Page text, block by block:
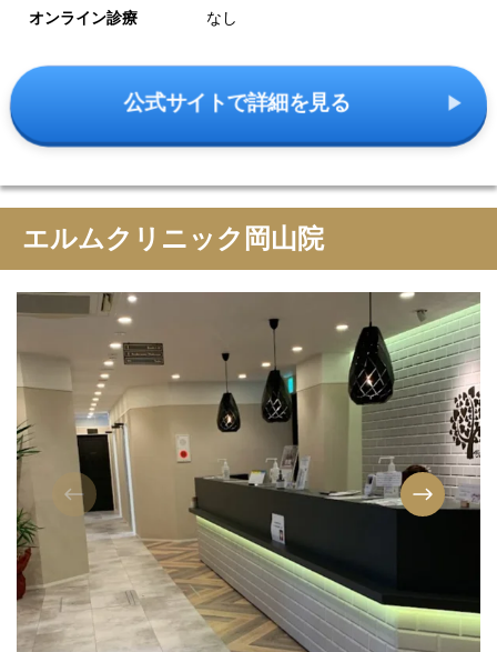
オンライン診療 なし
公式サイトで詳細を見る
エルムクリニック岡山院